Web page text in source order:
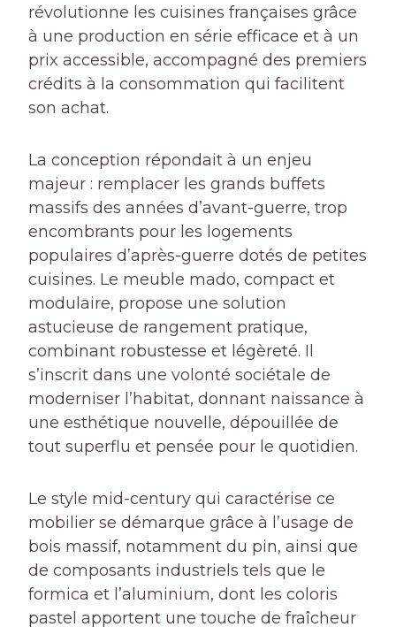
révolutionne les cuisines françaises grâce
à une production en série efficace et à un
prix accessible, accompagné des premiers
crédits à la consommation qui facilitent
son achat.
La conception répondait à un enjeu
majeur : remplacer les grands buffets
massifs des années d’avant-guerre, trop
encombrants pour les logements
populaires d’après-guerre dotés de petites
cuisines. Le meuble mado, compact et
modulaire, propose une solution
astucieuse de rangement pratique,
combinant robustesse et légèreté. Il
s’inscrit dans une volonté sociétale de
moderniser l’habitat, donnant naissance à
une esthétique nouvelle, dépouillée de
tout superflu et pensée pour le quotidien.
Le style mid-century qui caractérise ce
mobilier se démarque grâce à l’usage de
bois massif, notamment du pin, ainsi que
de composants industriels tels que le
formica et l’aluminium, dont les coloris
pastel apportent une touche de fraîcheur